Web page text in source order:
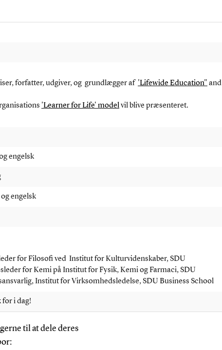
forfatter, udgiver, og grundlægger af 'Lifewide Education" and
'Learner for Life' modelvil blive præsenteret.
engelsk
engelsk
for Filosofi ved Institut for Kulturvidenskaber, SDU
for Kemi på Institut for Fysik, Kemi og Farmaci, SDU
Institut for Virksomhedsledelse, SDU Business School
i dag!
til at dele deres